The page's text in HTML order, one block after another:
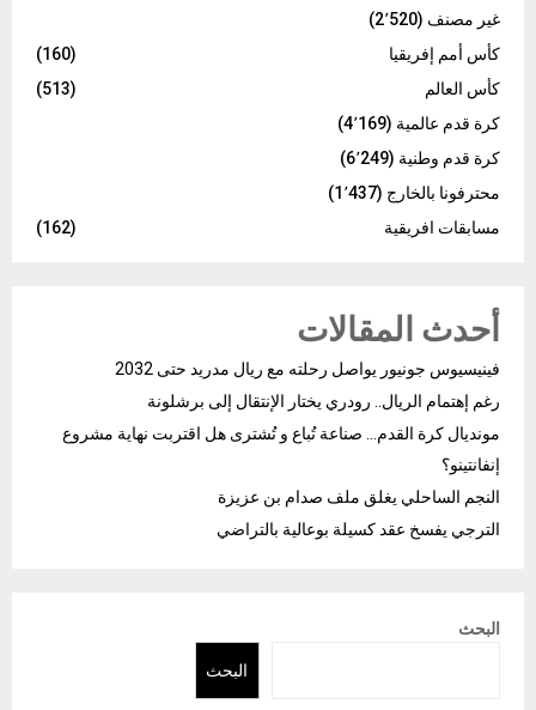
غير مصنف (2٬520)
كأس أمم إفريقيا
(160)
كأس العالم
(513)
كرة قدم عالمية (4٬169)
كرة قدم وطنية (6٬249)
محترفونا بالخارج (1٬437)
مسابقات افريقية
(162)
أحدث المقالات
فينيسيوس جونيور يواصل رحلته مع ريال مدريد حتى 2032
رغم إهتمام الريال.. رودري يختار الإنتقال إلى برشلونة
مونديال كرة القدم… صناعة تُباع و تُشترى هل اقتربت نهاية مشروع
إنفانتينو؟
النجم الساحلي يغلق ملف صدام بن عزيزة
الترجي يفسخ عقد كسيلة بوعالية بالتراضي
البحث
البحث